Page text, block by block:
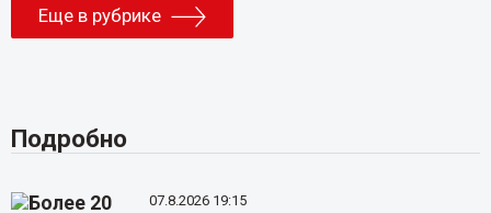
Еще в рубрике
Подробно
07.8.2026 19:15